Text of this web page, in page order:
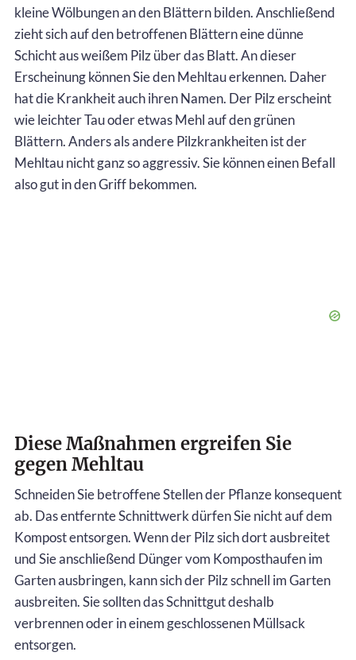
kleine Wölbungen an den Blättern bilden. Anschließend
zieht sich auf den betroffenen Blättern eine dünne
Schicht aus weißem Pilz über das Blatt. An dieser
Erscheinung können Sie den Mehltau erkennen. Daher
hat die Krankheit auch ihren Namen. Der Pilz erscheint
wie leichter Tau oder etwas Mehl auf den grünen
Blättern. Anders als andere Pilzkrankheiten ist der
Mehltau nicht ganz so aggressiv. Sie können einen Befall
also gut in den Griff bekommen.
Diese Maßnahmen ergreifen Sie
gegen Mehltau
Schneiden Sie betroffene Stellen der Pflanze konsequent
ab. Das entfernte Schnittwerk dürfen Sie nicht auf dem
Kompost entsorgen. Wenn der Pilz sich dort ausbreitet
und Sie anschließend Dünger vom Komposthaufen im
Garten ausbringen, kann sich der Pilz schnell im Garten
ausbreiten. Sie sollten das Schnittgut deshalb
verbrennen oder in einem geschlossenen Müllsack
entsorgen.